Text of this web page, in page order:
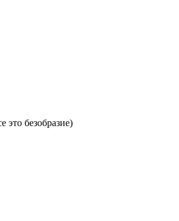
это безобразие)